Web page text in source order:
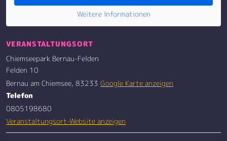
VERANSTALTUNGSORT
Chiemseepark Bernau-Felden
Felden 10
Bernau am Chiemsee, 83233 Google Karte anzeigen
Telefon
0805198680
Veranstaltungsort-Website anzeigen
Weitere Informationen